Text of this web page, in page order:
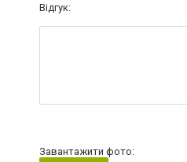
Відгук:
Завантажити фото: